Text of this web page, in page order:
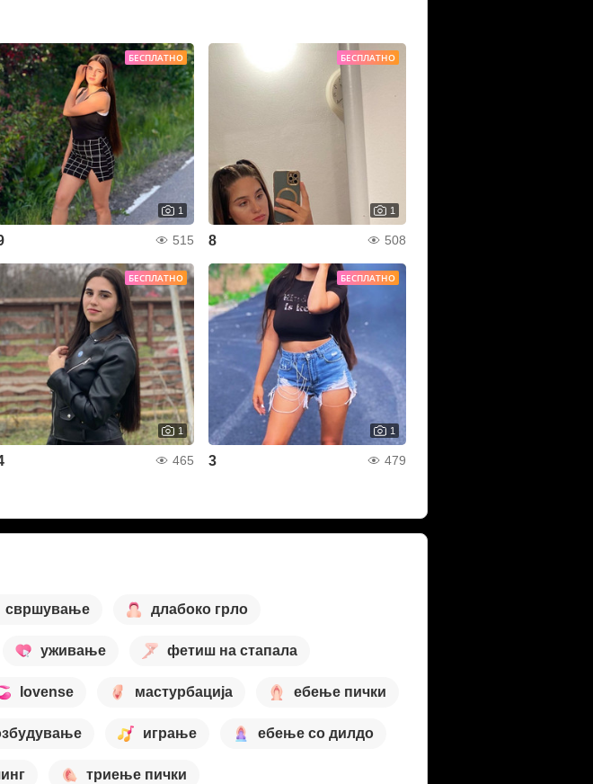
БЕСПЛАТНО
1
515
БЕСПЛАТНО
1
8 508
БЕСПЛАТНО
1
465
БЕСПЛАТНО
1
3 479
свршување длабоко грло
уживање фетиш на стапала
lovense мастурбација ебење пички
играње ебење со дилдо
триење пички